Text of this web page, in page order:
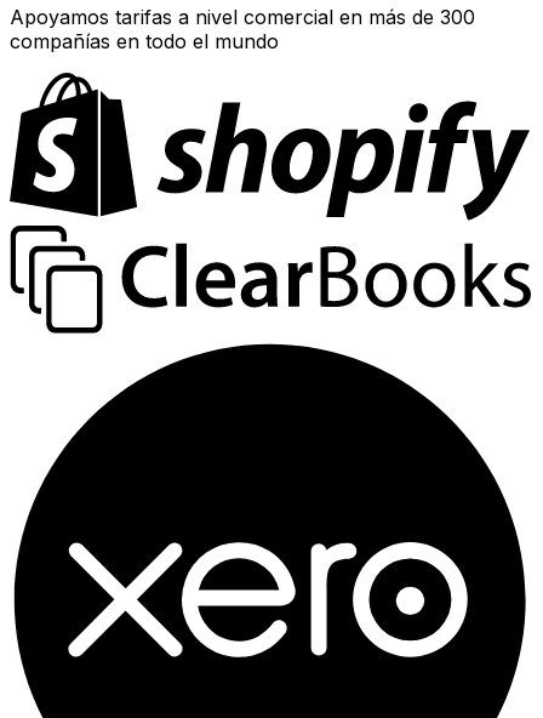
Apoyamos tarifas a nivel comercial en más de 300
compañías en todo el mundo